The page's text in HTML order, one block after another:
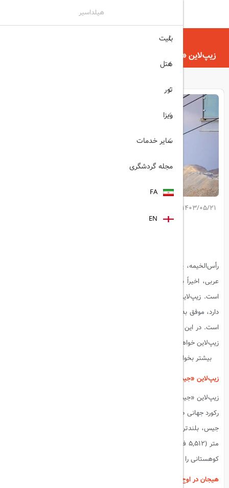
هیلداسیر
زیپ‌لاین «جیس فلایت» در رأس‌الخیمه، رکورد گینس را شکست
1403/05/21
رأس‌الخیمه، یکی از امارات‌های جذاب و کمتر شناخته‌شده در امارات متحده
عربی، اخیراً با یک دستاورد شگفت‌انگیز به صدر اخبار گردشگری جهان آمده
است. زیپ‌لاین «جیس فلایت»، که بر فراز کوه‌های هاجر در این امارت قرار
دارد، موفق به شکستن رکورد گینس به عنوان طولانی‌ترین زیپ‌لاین جهان شده
است. در این مقاله، نگاهی به این دستاورد و جذابیت‌های منحصر به فرد این
زیپ‌لاین خواهیم داشت.
بیشتر بخوانید:
زیپ‌لاین «جیس فلایت»؛ تجربه‌ای فراتر از هیجان
رکورد جهانی طولانی‌ترین زیپ‌لاین را از آن خود کرده است. این زیپ‌لاین در کوه
متر (5,512 فوت) از سطح دریا، تجربه‌ای بی‌نظیر از پرواز بر فراز مناظر زیبای
کوهستانی را برای ماجراجویان به ارمغان می‌آورد.
هیجان در اوج سرعت
هیلداسیر
بلیت
هتل
تور
ویزا
سایر خدمات
مجله گردشگری
FA
EN